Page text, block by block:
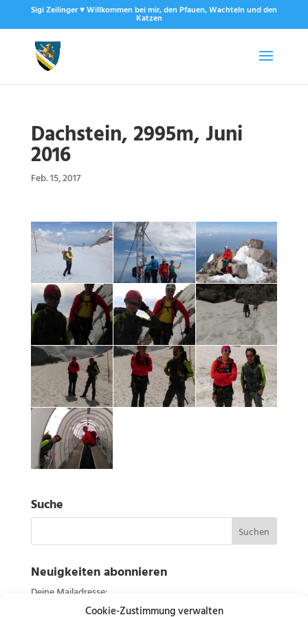
Cookie-Zustimmung verwalten
Sigi Zeilinger ♥ Willkommen bei mir, den Pfauen, Wachteln und den
Katzen
Dachstein, 2995m, Juni
2016
Feb. 15, 2017
Suche
Neuigkeiten abonnieren
Deine Mailadresse: